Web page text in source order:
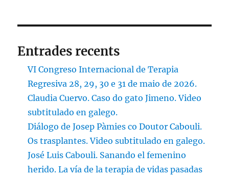
Entrades recents
VI Congreso Internacional de Terapia
Regresiva 28, 29, 30 e 31 de maio de 2026.
Claudia Cuervo. Caso do gato Jimeno. Video
subtitulado en galego.
Diálogo de Josep Pàmies co Doutor Cabouli.
Os trasplantes. Video subtitulado en galego.
José Luis Cabouli. Sanando el femenino
herido. La vía de la terapia de vidas pasadas